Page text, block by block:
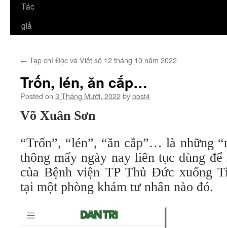
Tác
giả
← Tạp chí Đọc và Viết số 12 tháng 10 năm 2022
Trốn, lén, ăn cắp…
Posted on 3 Tháng Mười, 2022bypost4
Võ Xuân Sơn
“Trốn”, “lén”, “ăn cắp”… là những
thông mấy ngày nay liên tục dùng
của Bệnh viện TP Thủ Đức xuống
tại một phòng khám tư nhân nào đó.